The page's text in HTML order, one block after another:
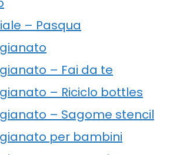
– Pasqua
– Fai da te
– Riciclo bottles
– Sagome stencil
per bambini